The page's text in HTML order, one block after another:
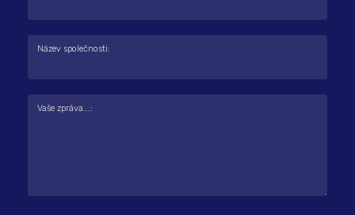
Název společnosti:
Vaše zpráva...: